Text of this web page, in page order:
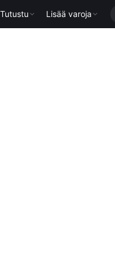
Tutustu Lisää varoja